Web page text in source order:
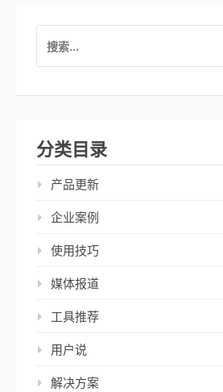
索：
分类目录
产品更新
企业案例
使用技巧
媒体报道
工具推荐
用户说
解决方案